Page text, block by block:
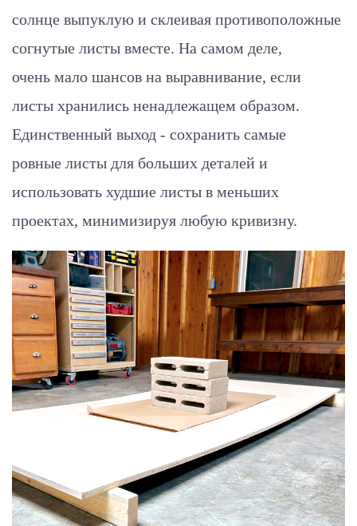
солнце выпуклую и склеивая противоположные
согнутые листы вместе. На самом деле,
очень мало шансов на выравнивание, если
листы хранились ненадлежащем образом.
Единственный выход - сохранить самые
ровные листы для больших деталей и
использовать худшие листы в меньших
проектах, минимизируя любую кривизну.